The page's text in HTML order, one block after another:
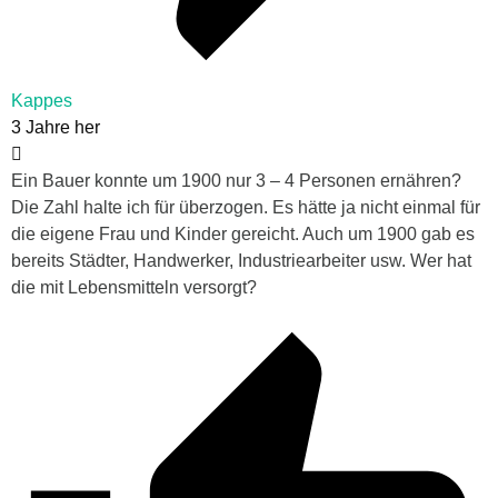
Kappes
3 Jahre her
Ein Bauer konnte um 1900 nur 3 – 4 Personen ernähren?
Die Zahl halte ich für überzogen. Es hätte ja nicht einmal für
die eigene Frau und Kinder gereicht. Auch um 1900 gab es
bereits Städter, Handwerker, Industriearbeiter usw. Wer hat
die mit Lebensmitteln versorgt?